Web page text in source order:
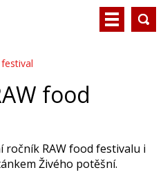
food
ročník RAW food festivalu i
Živého potěšní.